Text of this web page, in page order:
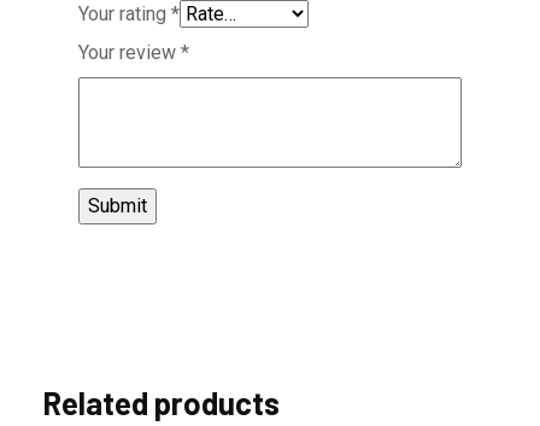
Your rating *
Your review *
Related products